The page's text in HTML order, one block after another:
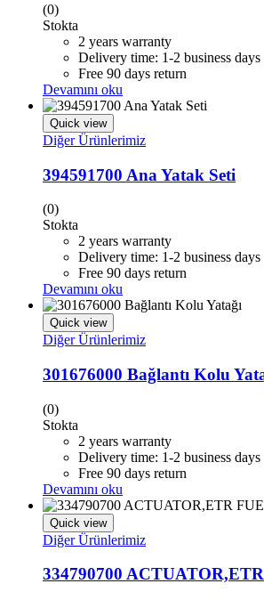
(0)
Stokta
2 years warranty
Delivery time: 1-2 business days
Free 90 days return
Devamını oku
Quick view
Diğer Ürünlerimiz
394591700 Ana Yatak Seti
(0)
Stokta
2 years warranty
Delivery time: 1-2 business days
Free 90 days return
Devamını oku
Quick view
Diğer Ürünlerimiz
301676000 Bağlantı Kolu
(0)
Stokta
2 years warranty
Delivery time: 1-2 business days
Free 90 days return
Devamını oku
Quick view
Diğer Ürünlerimiz
334790700